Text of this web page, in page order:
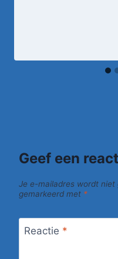
Geef een
Je e-mailadres wordt niet
gemarkeerd met *
Reactie *